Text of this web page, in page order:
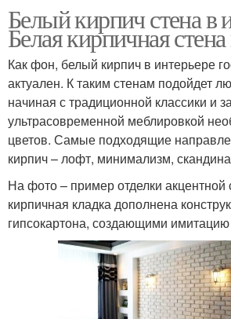
Белый кирпич стена в
Белая кирпичная
Как фон, белый кирпич в интерьере
актуален. К таким стенам подойдет
начиная с традиционной классики и
ультрасовременной меблировкой
цветов. Самые подходящие
кирпич – лофт, минимализм,
На фото – пример отделки акцентной
кирпичная кладка дополнена
гипсокартона, создающими